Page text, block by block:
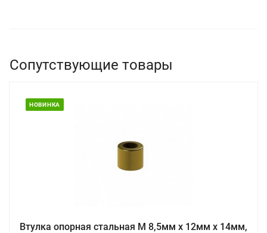
Сопутствующие товары
НОВИНКА
Втулка опорная стальная М 8,5мм х 12мм х 14мм,